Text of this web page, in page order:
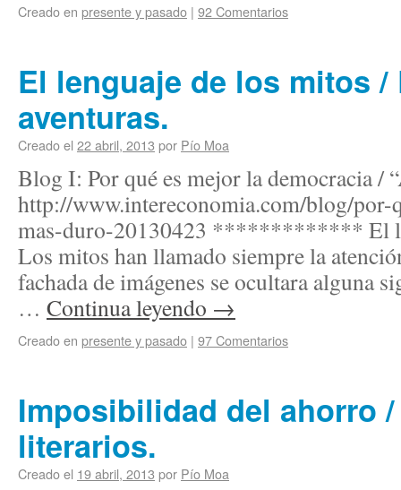
Creado en presente y pasado | 92 Comentarios
El lenguaje de los mitos /
aventuras.
Creado el 22 abril, 2013 por Pío Moa
Blog I: Por qué es mejor la democracia /
http://www.intereconomia.com/blog/por-
mas-duro-20130423 ************* El
Los mitos han llamado siempre la
fachada de imágenes se ocultara alguna
… Continua leyendo →
Creado en presente y pasado | 97 Comentarios
Imposibilidad del ahorro
literarios.
Creado el 19 abril, 2013 por Pío Moa